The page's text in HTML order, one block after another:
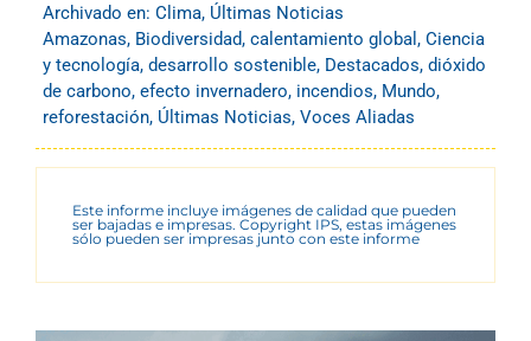
Archivado en: Clima, Últimas Noticias
Amazonas, Biodiversidad, calentamiento global , Ciencia
y tecnología, desarrollo sostenible, Destacados, dióxido
de carbono, efecto invernadero, incendios, Mundo,
reforestación, Últimas Noticias, Voces Aliadas
Este informe incluye imágenes de calidad que pueden
ser bajadas e impresas. Copyright IPS, estas imágenes
sólo pueden ser impresas junto con este informe